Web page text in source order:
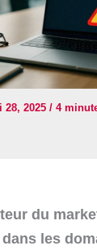
28, 2025 / 4
du
les